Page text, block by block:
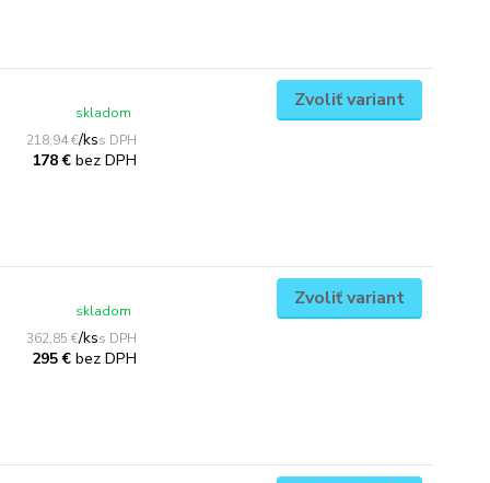
218,94 €/ks
178 €bez DPH
skladom
Zvoliť variant
362,85 €/ks
295 €bez DPH
skladom
Zvoliť variant